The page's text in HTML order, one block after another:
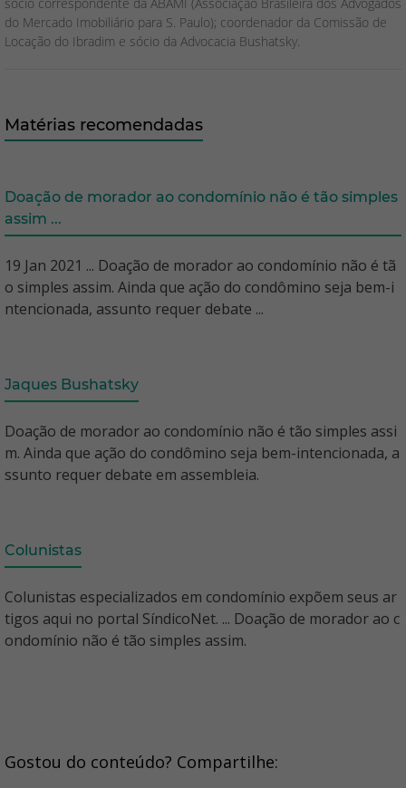
sócio correspondente da ABAMI (Associação Brasileira dos Advogados
do Mercado Imobiliário para S. Paulo); coordenador da Comissão de
Locação do Ibradim e sócio da Advocacia Bushatsky.
Matérias recomendadas
Doação de morador ao condomínio não é tão simples
assim ...
19 Jan 2021 ... Doação de morador ao condomínio não é tã
o simples assim. Ainda que ação do condômino seja bem-i
ntencionada, assunto requer debate ...
Jaques Bushatsky
Doação de morador ao condomínio não é tão simples assi
m. Ainda que ação do condômino seja bem-intencionada, a
ssunto requer debate em assembleia.
Colunistas
Colunistas especializados em condomínio expõem seus ar
tigos aqui no portal SíndicoNet. ... Doação de morador ao c
ondomínio não é tão simples assim.
Gostou do conteúdo? Compartilhe: